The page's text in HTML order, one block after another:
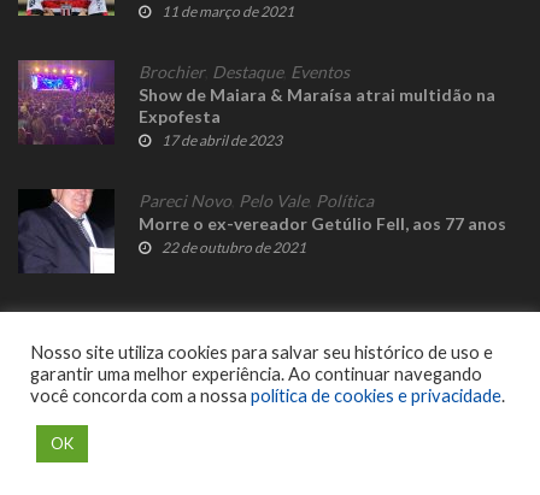
11 de março de 2021
Brochier, Destaque, Eventos
Show de Maiara & Maraísa atrai multidão na
Expofesta
17 de abril de 2023
Pareci Novo Pelo Vale, Política
Morre o ex-vereador Getúlio Fell, aos 77 anos
22 de outubro de 2021
Nosso site utiliza cookies para salvar seu histórico de uso e
garantir uma melhor experiência. Ao continuar navegando
você concorda com a nossa política de cookies e privacidade.
OK